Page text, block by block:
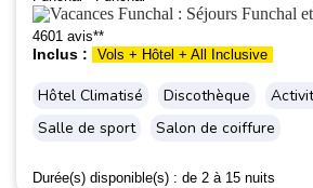
4601 avis**
Inclus : Vols + Hôtel + All Inclusive
Hôtel Climatisé Discothèque
Salle de sport
Salon de coiffure
Durée(s) disponible(s) : de 2 à 15 nuits